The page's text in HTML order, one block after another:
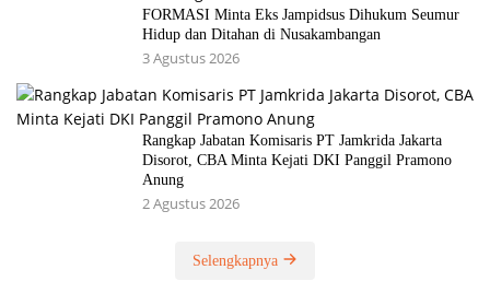
FORMASI Minta Eks Jampidsus Dihukum Seumur
Hidup dan Ditahan di Nusakambangan
3 Agustus 2026
Rangkap Jabatan Komisaris PT Jamkrida Jakarta
Disorot, CBA Minta Kejati DKI Panggil Pramono
Anung
2 Agustus 2026
Selengkapnya